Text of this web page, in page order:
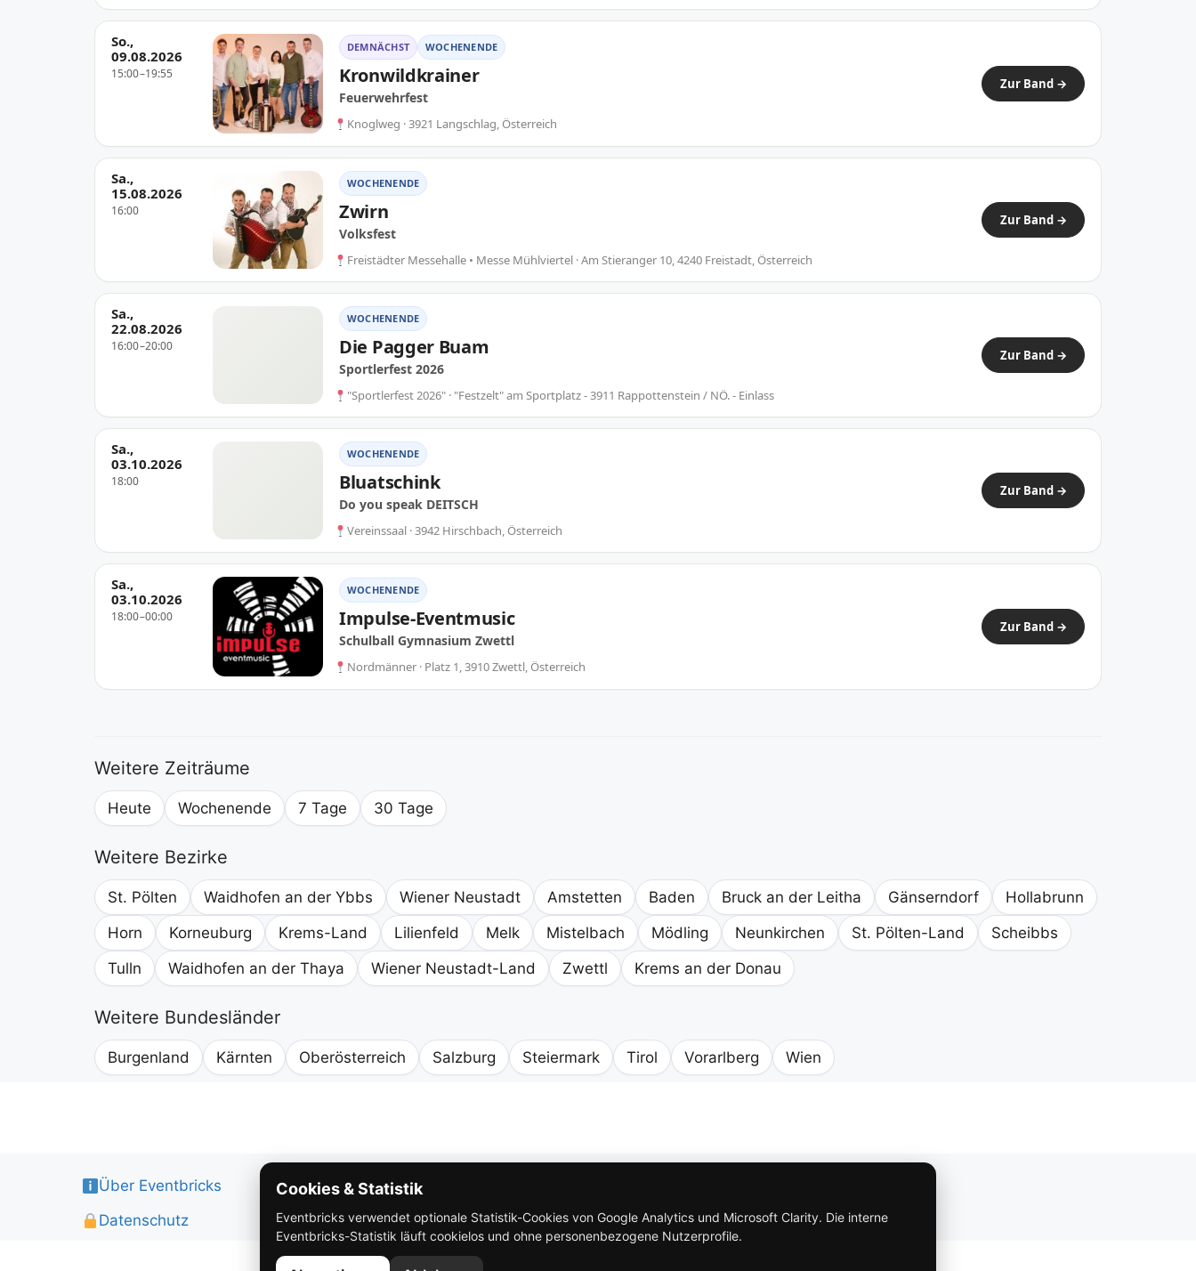
So.,
09.08.2026
15:00–19:55
DEMNÄCHST WOCHENENDE
Kronwildkrainer
Feuerwehrfest
Knoglweg · 3921 Langschlag, Österreich
Zur Band →
Sa.,
15.08.2026
16:00
WOCHENENDE
Zwirn
Volksfest
Freistädter Messehalle • Messe Mühlviertel · Am Stieranger 10, 4240 Freistadt, Österreich
Zur Band →
Sa.,
22.08.2026
16:00–20:00
WOCHENENDE
Die Pagger Buam
Sportlerfest 2026
"Sportlerfest 2026" · "Festzelt" am Sportplatz - 3911 Rappottenstein / NÖ. - Einlass
Zur Band →
Sa.,
03.10.2026
18:00
WOCHENENDE
Bluatschink
Do you speak DEITSCH
Vereinssaal · 3942 Hirschbach, Österreich
Zur Band →
Sa.,
03.10.2026
18:00–00:00
WOCHENENDE
Impulse-Eventmusic
Schulball Gymnasium Zwettl
Nordmänner · Platz 1, 3910 Zwettl, Österreich
Zur Band →
Weitere Zeiträume
Heute Wochenende 7 Tage 30 Tage
Weitere Bezirke
St. Pölten Waidhofen an der Ybbs Wiener Neustadt Amstetten Baden Bruck an der Leitha Gänserndorf
Hollabrunn
Horn
Korneuburg Krems-Land Lilienfeld Melk Mistelbach Mödling Neunkirchen St. Pölten-Land
Scheibbs
Tulln
Waidhofen an der Thaya Wiener Neustadt-Land Zwettl Krems an der Donau
Weitere Bundesländer
Burgenland Kärnten Oberösterreich Salzburg Steiermark Tirol Vorarlberg Wien
Über Eventbricks
Datenschutz
AGB
Cookies & Statistik
Eventbricks verwendet optionale Statistik-Cookies von Google Analytics und Microsoft Clarity. Die interne
Eventbricks-Statistik läuft cookielos und ohne personenbezogene Nutzerprofile.